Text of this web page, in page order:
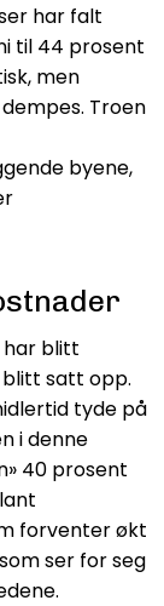
har falt
til 44 prosent
men
Troen
byene,
har blitt
satt opp.
tyde på
i denne
40 prosent
forventer økt
ser for seg